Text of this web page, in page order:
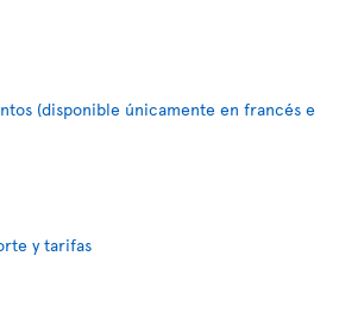
(disponible únicamente en francés e
y tarifas